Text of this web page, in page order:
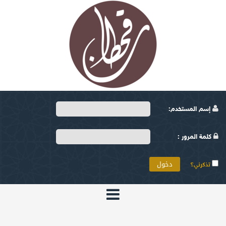
إسم المستخدم:
كلمة المرور :
تذكرني؟